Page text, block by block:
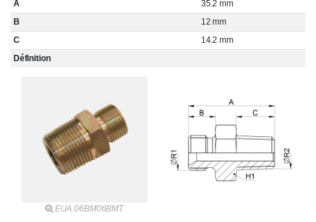
A
35.2 mm
B
12 mm
C
14.2 mm
Définition
EUA.06BM06BMT